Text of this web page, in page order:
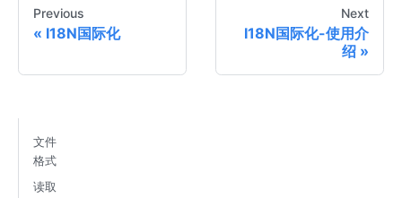
Previous
I18N国际化
Next
I18N国际化-使用介
绍
文件
格式
读取